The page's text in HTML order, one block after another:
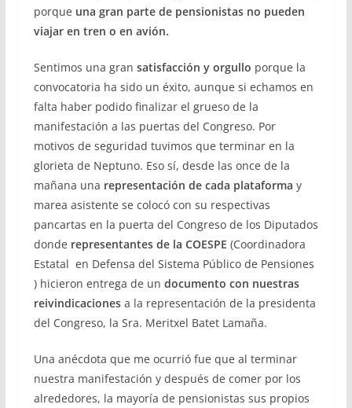
porque una gran parte de pensionistas no pueden
viajar en tren o en avión.
Sentimos una gran satisfacción y orgullo porque la
convocatoria ha sido un éxito, aunque si echamos en
falta haber podido finalizar el grueso de la
manifestación a las puertas del Congreso. Por
motivos de seguridad tuvimos que terminar en la
glorieta de Neptuno. Eso sí, desde las once de la
mañana una representación de cada plataforma y
marea asistente se colocó con su respectivas
pancartas en la puerta del Congreso de los Diputados
donde representantes de la COESPE (Coordinadora
Estatal en Defensa del Sistema Público de Pensiones
) hicieron entrega de un documento con nuestras
reivindicacionesa la representación de la presidenta
del Congreso, la Sra. Meritxel Batet Lamaña.
Una anécdota que me ocurrió fue que al terminar
nuestra manifestación y después de comer por los
alrededores, la mayoría de pensionistas sus propios